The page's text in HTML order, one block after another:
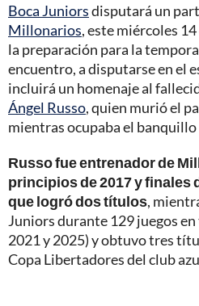
Boca Juniorsdisputará un
Millonarios, este miércoles
la preparación para la
encuentro, a disputarse en el
incluirá un homenaje al
Ángel Russo, quien murió el
mientras ocupaba el banquillo
Russo fue entrenador de
principios de 2017 y finales
que logró dos títulos,
Juniors durante 129 juegos
2021 y 2025) y obtuvo tres
Copa Libertadores del club